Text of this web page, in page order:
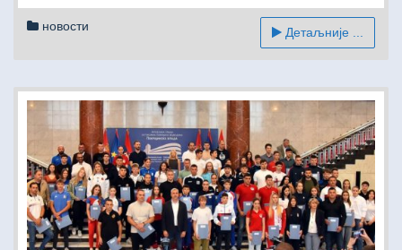
новости Детаљније ...